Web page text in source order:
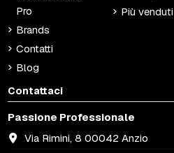
Pro
Brands
Contatti
Blog
Più venduti
Contattaci
Passione Professionale
Via Rimini, 8 00042 Anzio